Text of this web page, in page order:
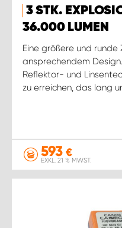
3 STK.
36.000 LUMEN
Eine größere und
ansprechendem
Reflektor- und
zu erreichen, das lang
593 €
EXKL. 21 % MWST.